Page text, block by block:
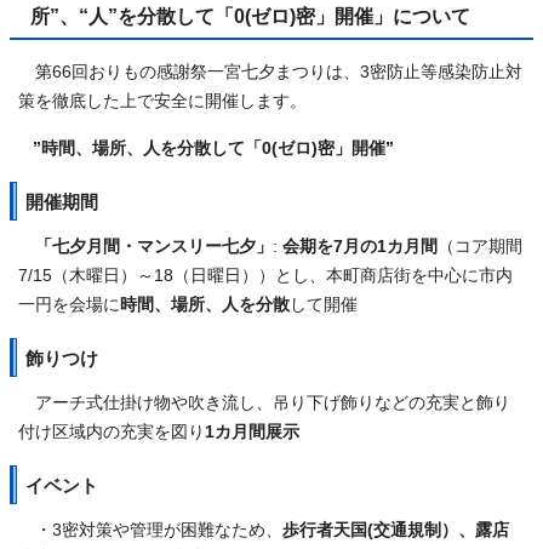
所”、“人”を分散して「0(ゼロ)密」開催」について
第66回おりもの感謝祭一宮七夕まつりは、3密防止等感染防止対
策を徹底した上で安全に開催します。
”時間、場所、人を分散して「0(ゼロ)密」開催”
開催期間
「七夕月間・マンスリー七夕」 : 会期を7月の1カ月間
（コア期間
7/15（木曜日）～18（日曜日））とし、本町商店街を中心に市内
一円を会場に時間、場所、人を分散 して開催
飾りつけ
アーチ式仕掛け物や吹き流し、吊り下げ飾りなどの充実と飾り
付け区域内の充実を図り 1カ月間展示
イベント
・3密対策や管理が困難なため、 歩行者天国(交通規制）、露店